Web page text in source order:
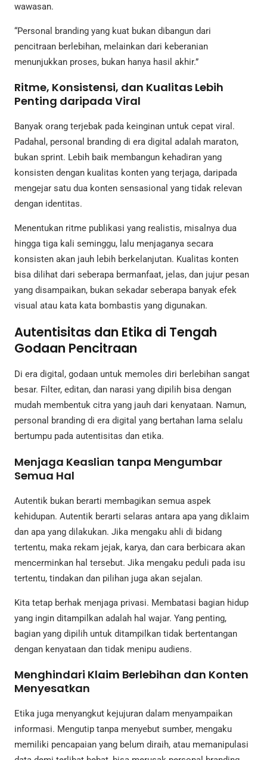
wawasan.
“Personal branding yang kuat bukan dibangun dari
pencitraan berlebihan, melainkan dari keberanian
menunjukkan proses, bukan hanya hasil akhir.”
Ritme, Konsistensi, dan Kualitas Lebih
Penting daripada Viral
Banyak orang terjebak pada keinginan untuk cepat viral.
Padahal, personal branding di era digital adalah maraton,
bukan sprint. Lebih baik membangun kehadiran yang
konsisten dengan kualitas konten yang terjaga, daripada
mengejar satu dua konten sensasional yang tidak relevan
dengan identitas.
Menentukan ritme publikasi yang realistis, misalnya dua
hingga tiga kali seminggu, lalu menjaganya secara
konsisten akan jauh lebih berkelanjutan. Kualitas konten
bisa dilihat dari seberapa bermanfaat, jelas, dan jujur pesan
yang disampaikan, bukan sekadar seberapa banyak efek
visual atau kata kata bombastis yang digunakan.
Autentisitas dan Etika di Tengah
Godaan Pencitraan
Di era digital, godaan untuk memoles diri berlebihan sangat
besar. Filter, editan, dan narasi yang dipilih bisa dengan
mudah membentuk citra yang jauh dari kenyataan. Namun,
personal branding di era digital yang bertahan lama selalu
bertumpu pada autentisitas dan etika.
Menjaga Keaslian tanpa Mengumbar
Semua Hal
Autentik bukan berarti membagikan semua aspek
kehidupan. Autentik berarti selaras antara apa yang diklaim
dan apa yang dilakukan. Jika mengaku ahli di bidang
tertentu, maka rekam jejak, karya, dan cara berbicara akan
mencerminkan hal tersebut. Jika mengaku peduli pada isu
tertentu, tindakan dan pilihan juga akan sejalan.
Kita tetap berhak menjaga privasi. Membatasi bagian hidup
yang ingin ditampilkan adalah hal wajar. Yang penting,
bagian yang dipilih untuk ditampilkan tidak bertentangan
dengan kenyataan dan tidak menipu audiens.
Menghindari Klaim Berlebihan dan Konten
Menyesatkan
Etika juga menyangkut kejujuran dalam menyampaikan
informasi. Mengutip tanpa menyebut sumber, mengaku
memiliki pencapaian yang belum diraih, atau memanipulasi